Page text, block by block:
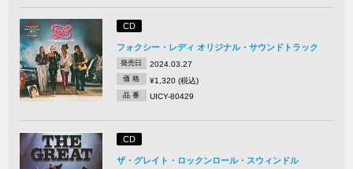
CD
フォクシー・レディ オリジナル・サウンドトラック
発売日 2024.03.27
価 格 ¥1,320 (税込)
品 番 UICY-80429
CD
ザ・グレイト・ロックンロール・スウィンドル